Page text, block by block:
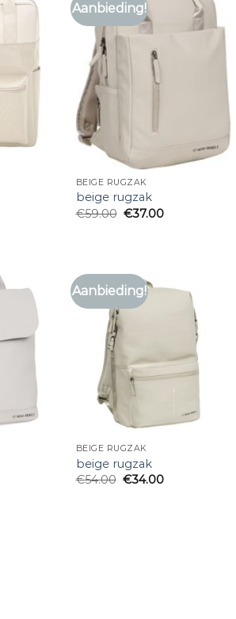
Aanbieding!
BEIGE RUGZAK
beige rugzak
€59.00 €37.00
Aanbieding!
BEIGE RUGZAK
beige rugzak
€54.00 €34.00